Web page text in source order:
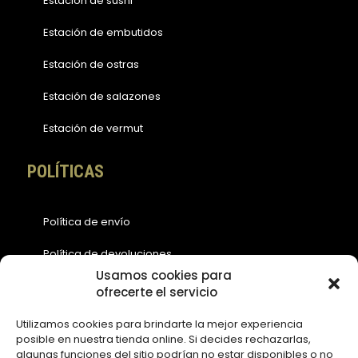
Usamos cookies para
ofrecerte el servicio
Utilizamos cookies para brindarte la mejor experiencia
posible en nuestra tienda online. Si decides rechazarlas,
algunas funciones del sitio podrían no estar disponibles o no
Estación de embutidos
Estación de ostras
Estación de salazones
Estación de vermut
POLÍTICAS
Política de envío
Política de devoluciones
Política de cookies (EU)
Política de privacidad
Aviso legal